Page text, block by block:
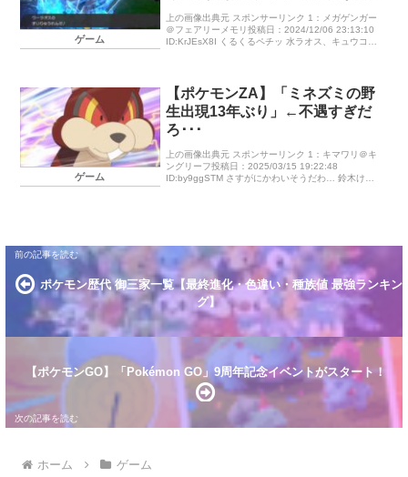
ゲーム
したら最高のゲームになるので
は？」
上の画像出典元 スポンサーリンク 1：メガゲンガー
＠フェアリーメモリ投稿日：2024/12/06 23:13:10
ID:KrJEsX8I くるくるペチッ 水ラオス、キュウコン
ゲーム
【ポケモンZA】「ミネズミの野
生出現13年ぶり」←不遇すぎだ
ろ･･･
上の画像出典元 スポンサーリンク 1：キマワリ＠キ
ングリーフ投稿日：2025/03/15 19:22:48
ID:by9ggSTM さすがにかわいそうだわ… 鈴木けん
ポケモン歴代 御三家一覧【最終進化・色違い・種族値 最強ランキン
グ】
【ポケモンGO】「Pokémon GO」9周年記念イベントがスタート！
ホーム ゲーム